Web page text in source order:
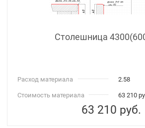
Столешница
Расход материала 2.58
Стоимость материала 63 210
63 210 руб.